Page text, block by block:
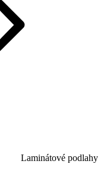
Laminátové podlahy